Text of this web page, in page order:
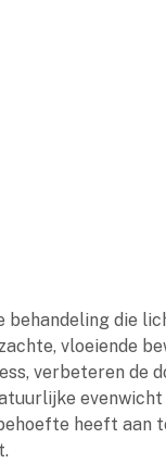
behandeling die
vloeiende
verbeteren de
evenwicht
heeft aan